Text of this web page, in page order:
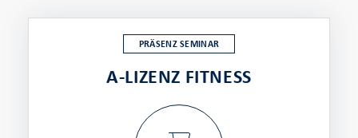
PRÄSENZ SEMINAR
A-LIZENZ FITNESS